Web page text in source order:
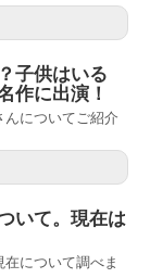
子供はいる
作に出演！
についてご紹介
いて。現在は
について調べま